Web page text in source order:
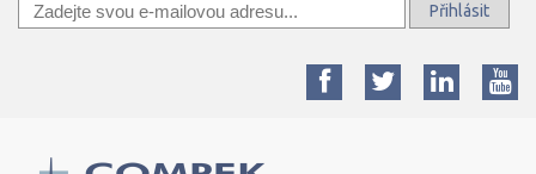
Přihlásit